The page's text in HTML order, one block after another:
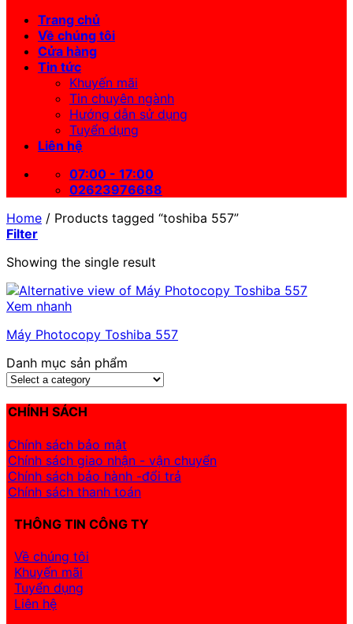
Trang chủ
Về chúng tôi
Cửa hàng
Tin tức
Khuyến mãi
Tin chuyên ngành
Hướng dẫn sử dụng
Tuyển dụng
Liên hệ
07:00 - 17:00
02623976688
Home / Products tagged “toshiba 557”
Filter
Showing the single result
Xem nhanh
Máy Photocopy Toshiba 557
Danh mục sản phẩm
CHÍNH SÁCH
Chính sách bảo mật
Chính sách giao nhận - vận chuyển
Chính sách bảo hành -đổi trả
Chính sách thanh toán
THÔNG TIN CÔNG TY
Về chúng tôi
Khuyến mãi
Tuyển dụng
Liên hệ